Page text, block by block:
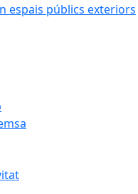
espais públics exteriors